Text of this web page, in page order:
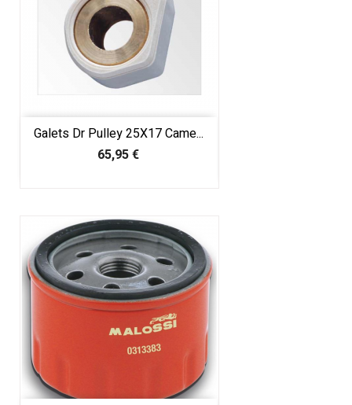
Galets Dr Pulley 25X17 Came...
Prix
65,95 €